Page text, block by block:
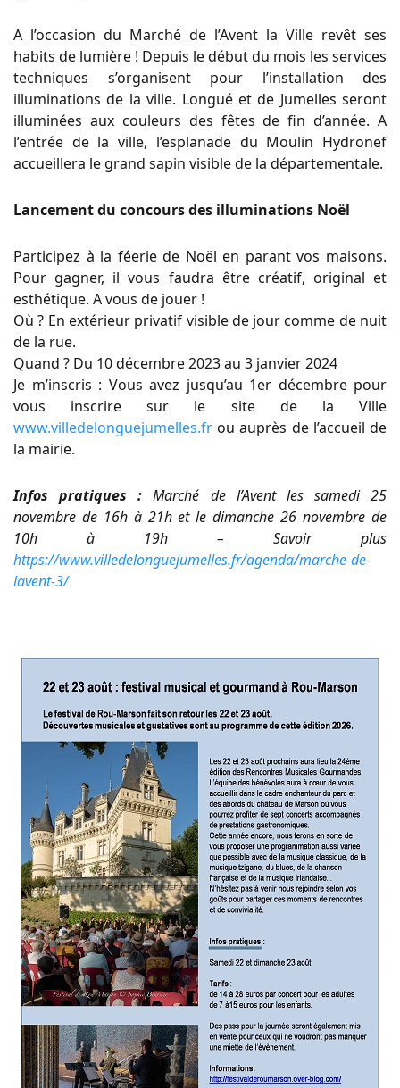
A l’occasion du Marché de l’Avent la Ville revêt ses
habits de lumière ! Depuis le début du mois les services
techniques s’organisent pour l’installation des
illuminations de la ville. Longué et de Jumelles seront
illuminées aux couleurs des fêtes de fin d’année. A
l’entrée de la ville, l’esplanade du Moulin Hydronef
accueillera le grand sapin visible de la départementale.
Lancement du concours des illuminations Noël
Participez à la féerie de Noël en parant vos maisons.
Pour gagner, il vous faudra être créatif, original et
esthétique. A vous de jouer !
Où ? En extérieur privatif visible de jour comme de nuit
de la rue.
Quand ? Du 10 décembre 2023 au 3 janvier 2024
Je m’inscris : Vous avez jusqu’au 1er décembre pour
vous inscrire sur le site de la Ville
www.villedelonguejumelles.fr ou auprès de l’accueil de
la mairie.
Infos pratiques : Marché de l’Avent les samedi 25
novembre de 16h à 21h et le dimanche 26 novembre de
10h à 19h – Savoir plus
https://www.villedelonguejumelles.fr/agenda/marche-de-
lavent-3/